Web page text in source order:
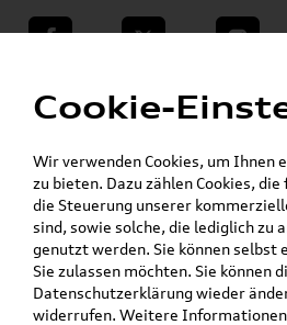
teilen Twitter Instagram
VW Shop - VW
Audi Produkte »
Audi Original Räder, Reifen
Zubehör Räder & Reifen »
Original Audi
Diebstahlhemmung M14 x
83A071455
Cookie-
Wir verwenden Cookies, um Ihnen
zu bieten. Dazu zählen Cookies,
die Steuerung unserer
sind, sowie solche, die lediglich zu
genutzt werden. Sie können selbst
Sie zulassen möchten. Sie können
Datenschutzerklärung wieder
widerrufen. Weitere Informationen